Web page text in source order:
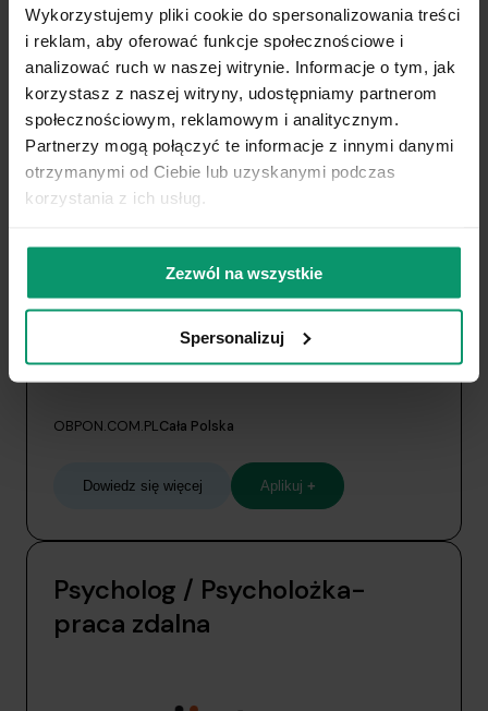
Wykorzystujemy pliki cookie do spersonalizowania treści
i reklam, aby oferować funkcje społecznościowe i
analizować ruch w naszej witrynie. Informacje o tym, jak
korzystasz z naszej witryny, udostępniamy partnerom
społecznościowym, reklamowym i analitycznym.
Partnerzy mogą połączyć te informacje z innymi danymi
otrzymanymi od Ciebie lub uzyskanymi podczas
korzystania z ich usług.
Zezwól na wszystkie
Spersonalizuj
Dowiedz się więcej Aplikuj+
Trener/Trenerka rozwoju
zawodowego- praca zdalna
OBPON.COM.PLCała Polska
Dowiedz się więcej Aplikuj +
Psycholog / Psycholożka-
praca zdalna